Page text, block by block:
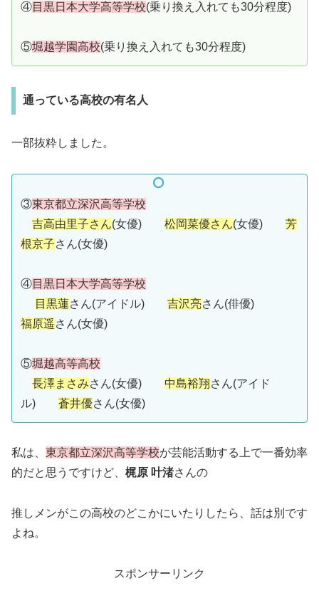
④目黒日本大学高等学校(乗り換え入れても30分程度)
⑤堀越学園高校(乗り換え入れても30分程度)
通っている高校の有名人
一部抜粋しました。
③東京都立深沢高等学校
吉高由里子さん(女優) 松岡菜優さん(女優) 芳
根京子さん(女優)
④目黒日本大学高等学校
目黒蓮さん(アイドル) 吉沢亮さん(俳優)
福原遥さん(女優)
⑤堀越高等高校
長澤まさみさん(女優) 中島裕翔さん(アイド
ル) 蒼井優さん(女優)
私は、 東京都立深沢高等学校が芸能活動する上で一番効率
的だと思うですけど、 梶原 叶渚さんの
推しメンがこの高校のどこかにいたりしたら、話は別です
よね。
スポンサーリンク